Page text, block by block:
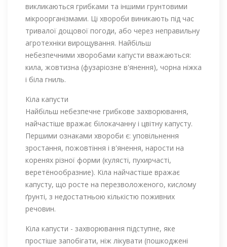
викликаються грибками та іншими грунтовими
мікроорганізмами. Ці хвороби виникають під час
тривалої дощової погоди, або через неправильну
агротехніки вирощування. Найбільш
небезпечними хворобами капусти вважаються:
кила, жовтизна (фузаріозне в'янення), чорна ніжка
і біла гниль.
Кіла капусти
Найбільш небезпечне грибкове захворювання,
найчастіше вражає білокачанну і цвітну капусту.
Першими ознаками хвороби є: уповільнення
зростання, пожовтіння і в'янення, нарости на
коренях різної форми (кулясті, пухирчасті,
веретёнообразние). Кіла найчастіше вражає
капусту, що росте на перезволоженого, кислому
ґрунті, з недостатньою кількістю поживних
речовин.
Кіла капусти - захворювання підступне, яке
простіше запобігати, ніж лікувати (пошкоджені